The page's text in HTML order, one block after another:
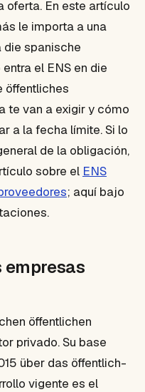
oferta. En este artículo
le importa a una
die spanische
el ENS en die
öffentliches
te van a exigir y cómo
a la fecha límite. Si lo
de la obligación,
sobre el ENS
; aquí bajo
empresas
öffentlichen
privado. Su base
über das öffentlich-
vigente es el